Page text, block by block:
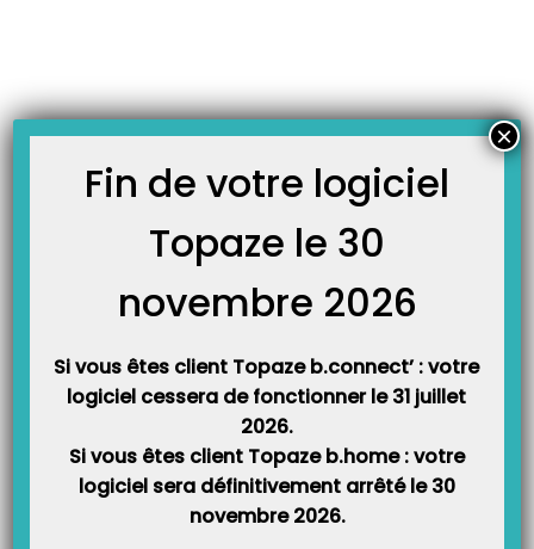
FICHES TECHNIQUES
Attestation de conformité à la norme FEC
Topaze propose désormais l’export au format FEC (Fichier des Ecritures
contrôles de l’administration fiscale. Le Fichier des Ecritures Comptables
créé par Topaze est pleinement conforme aux normes codifiées à l’article
Fin de votre logiciel
Topaze le 30
novembre 2026
Si vous êtes client Topaze b.connect’ : votre
logiciel cessera de fonctionner le 31 juillet
2026.
Si vous êtes client Topaze b.home : votre
logiciel sera définitivement arrêté le 30
novembre 2026.
×